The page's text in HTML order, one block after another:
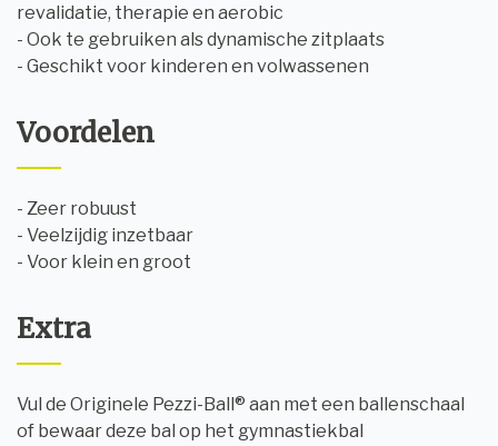
revalidatie, therapie en aerobic
- Ook te gebruiken als dynamische zitplaats
- Geschikt voor kinderen en volwassenen
Voordelen
- Zeer robuust
- Veelzijdig inzetbaar
- Voor klein en groot
Extra
Vul de Originele Pezzi-Ball® aan met een ballenschaal
of bewaar deze bal op het gymnastiekbal